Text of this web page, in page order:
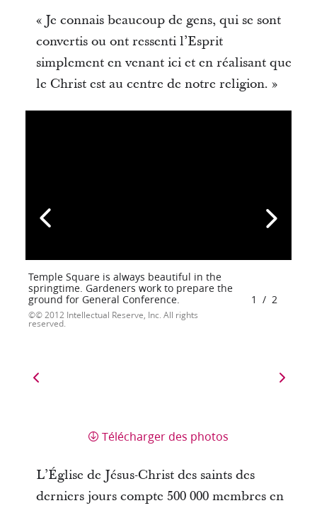
« Je connais beaucoup de gens, qui se sont
convertis ou ont ressenti l’Esprit
simplement en venant ici et en réalisant que
le Christ est au centre de notre religion. »
Temple Square is always beautiful in the
springtime. Gardeners work to prepare the
ground for General Conference.
© 2012 Intellectual Reserve, Inc. All rights
reserved.
1 / 2
Télécharger des photos
L’Église de Jésus-Christ des saints des
derniers jours compte 500 000 membres en